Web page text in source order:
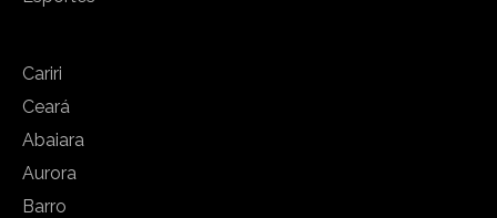
Cariri
Ceará
Abaiara
Aurora
Barro